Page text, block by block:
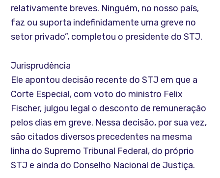
relativamente breves. Ninguém, no nosso país,
faz ou suporta indefinidamente uma greve no
setor privado”, completou o presidente do STJ.
Jurisprudência
Ele apontou decisão recente do STJ em que a
Corte Especial, com voto do ministro Felix
Fischer, julgou legal o desconto de remuneração
pelos dias em greve. Nessa decisão, por sua vez,
são citados diversos precedentes na mesma
linha do Supremo Tribunal Federal, do próprio
STJ e ainda do Conselho Nacional de Justiça.